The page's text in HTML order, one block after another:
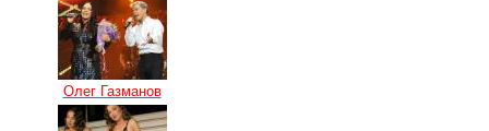
Олег Газманов